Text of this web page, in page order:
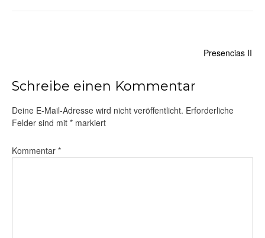
Presencias II
Schreibe einen Kommentar
Deine E-Mail-Adresse wird nicht veröffentlicht. Erforderliche
Felder sind mit * markiert
Kommentar *